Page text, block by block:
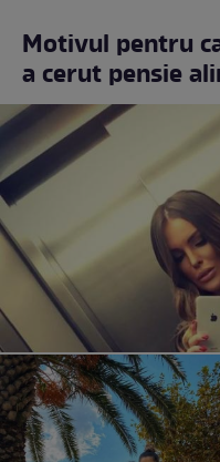
Motivul pentru
a cerut pensie